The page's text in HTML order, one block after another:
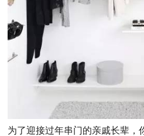
为了迎接过年串门的亲戚长辈，